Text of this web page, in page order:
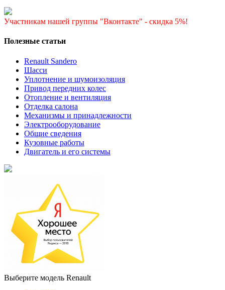
Участникам нашей группы "Вконтакте" - скидка 5%!
Полезные статьи
Renault Sandero
Шасси
Уплотнение и шумоизоляция
Привод передних колес
Отопление и вентиляция
Отделка салона
Механизмы и принадлежности
Электрооборудование
Общие сведения
Кузовные работы
Двигатель и его системы
Выберите модель Renault